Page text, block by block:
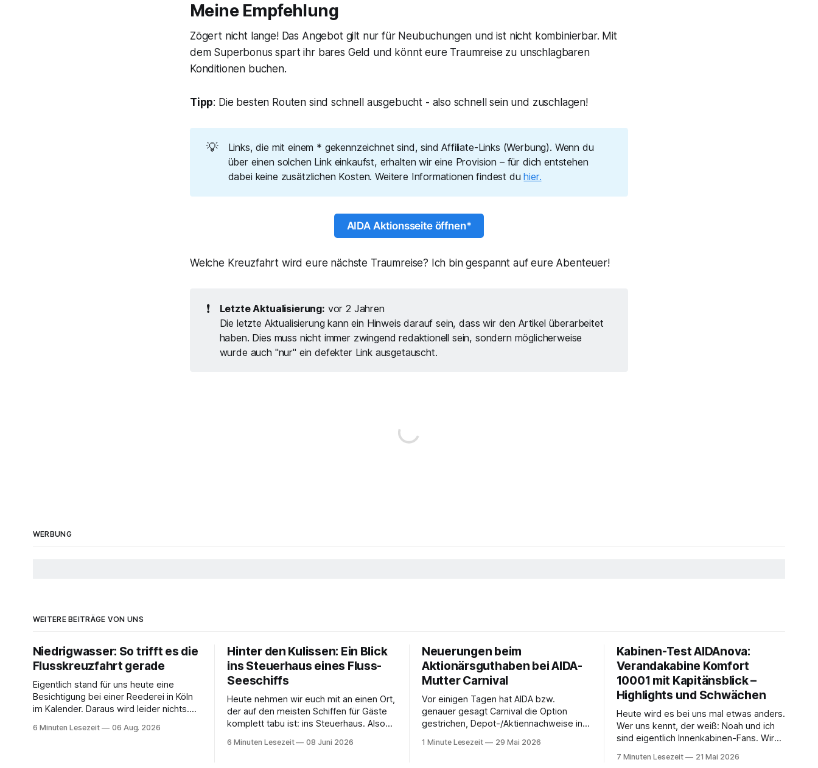
Meine Empfehlung
Zögert nicht lange! Das Angebot gilt nur für Neubuchungen und ist nicht kombinierbar. Mit
dem Superbonus spart ihr bares Geld und könnt eure Traumreise zu unschlagbaren
Konditionen buchen.
Tipp: Die besten Routen sind schnell ausgebucht - also schnell sein und zuschlagen!
💡
Links, die mit einem * gekennzeichnet sind, sind Affiliate-Links (Werbung). Wenn du
über einen solchen Link einkaufst, erhalten wir eine Provision – für dich entstehen
dabei keine zusätzlichen Kosten. Weitere Informationen findest duhier.
AIDA Aktionsseite öffnen*
Welche Kreuzfahrt wird eure nächste Traumreise? Ich bin gespannt auf eure Abenteuer!
❗ Letzte Aktualisierung: vor 2 Jahren
Die letzte Aktualisierung kann ein Hinweis darauf sein, dass wir den Artikel überarbeitet
haben. Dies muss nicht immer zwingend redaktionell sein, sondern möglicherweise
wurde auch "nur" ein defekter Link ausgetauscht.
WERBUNG
WEITERE BEITRÄGE VON UNS
Niedrigwasser: So trifft es die
Flusskreuzfahrt gerade
Eigentlich stand für uns heute eine
Besichtigung bei einer Reederei in Köln
im Kalender. Daraus wird leider nichts.
ausgerechnet weil zu wenig Wasser da
6 Minuten Lesezeit 06 Aug. 2026
Hinter den Kulissen: Ein Blick
ins Steuerhaus eines Fluss-
Seeschiffs
Heute nehmen wir euch mit an einen Ort,
der auf den meisten Schiffen für Gäste
komplett tabu ist: ins Steuerhaus. Also
Arbeitsplatz hat. Auf unserer Reise mit
6 Minuten Lesezeit 08 Juni 2026
Neuerungen beim
Aktionärsguthaben bei AIDA-
Mutter Carnival
Vor einigen Tagen hat AIDA bzw.
genauer gesagt Carnival die Option
gestrichen, Depot-/Aktiennachweise in
Bordguthaben zu erhalten. Ab sofort
1 Minute Lesezeit 29 Mai 2026
Kabinen-Test AIDAnova:
Verandakabine Komfort
10001 mit Kapitänsblick –
Highlights und Schwächen
Heute wird es bei uns mal etwas anders.
Wer uns kennt, der weiß: Noah und ich
sind eigentlich Innenkabinen-Fans. Wir
sparen, lieber in Aktivitäten an Bord,
7 Minuten Lesezeit 21 Mai 2026